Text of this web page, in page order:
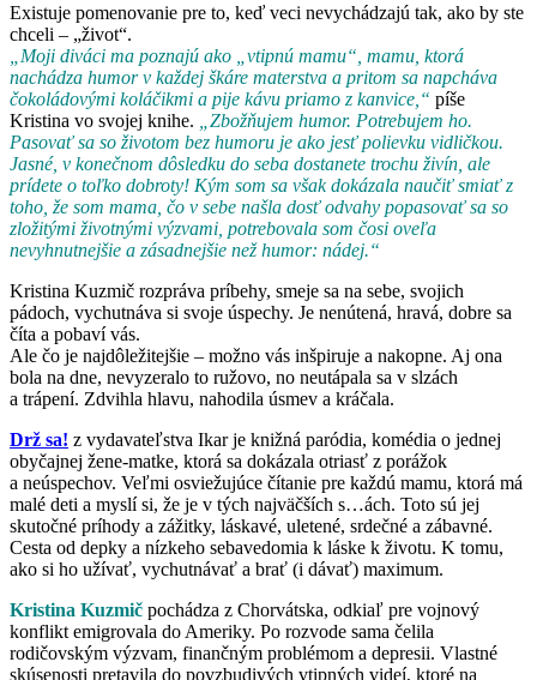
Existuje pomenovanie pre to, keď veci nevychádzajú tak, ako by ste
chceli – „život“.
„Moji diváci ma poznajú ako „vtipnú mamu“, mamu, ktorá
nachádza humor v každej škáre materstva a pritom sa napcháva
čokoládovými koláčikmi a pije kávu priamo z kanvice,“ píše
Kristina vo svojej knihe.
„Zbožňujem humor. Potrebujem ho.
Pasovať sa so životom bez humoru je ako jesť polievku vidličkou.
Jasné, v konečnom dôsledku do seba dostanete trochu živín, ale
prídete o toľko dobroty! Kým som sa však dokázala naučiť smiať z
toho, že som mama, čo v sebe našla dosť odvahy popasovať sa so
zložitými životnými výzvami, potrebovala som čosi oveľa
nevyhnutnejšie a zásadnejšie než humor: nádej.“
Kristina Kuzmič rozpráva príbehy, smeje sa na sebe, svojich
pádoch, vychutnáva si svoje úspechy. Je nenútená, hravá, dobre sa
číta a pobaví vás.
Ale čo je najdôležitejšie – možno vás inšpiruje a nakopne. Aj ona
bola na dne, nevyzeralo to ružovo, no neutápala sa v slzách
a trápení. Zdvihla hlavu, nahodila úsmev a kráčala.
Drž sa! z vydavateľstva Ikar je knižná paródia, komédia o jednej
obyčajnej žene-matke, ktorá sa dokázala otriasť z porážok
a neúspechov. Veľmi osviežujúce čítanie pre každú mamu, ktorá má
malé deti a myslí si, že je v tých najväčších s…ách. Toto sú jej
skutočné príhody a zážitky, láskavé, uletené, srdečné a zábavné.
Cesta od depky a nízkeho sebavedomia k láske k životu. K tomu,
ako si ho užívať, vychutnávať a brať (i dávať) maximum.
Kristina Kuzmič pochádza z Chorvátska, odkiaľ pre vojnový
konflikt emigrovala do Ameriky. Po rozvode sama čelila
rodičovským výzvam, finančným problémom a depresii. Vlastné
skúsenosti pretavila do povzbudivých vtipných videí, ktoré na